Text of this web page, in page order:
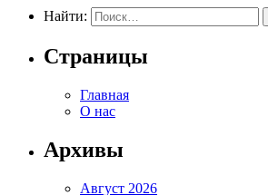
Найти:
Страницы
Главная
О нас
Архивы
Август 2026